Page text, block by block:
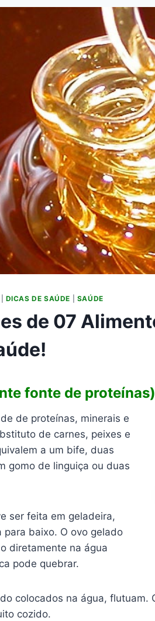
DICAS DE SAÚDE SAÚDE
de 07
fonte de
de proteínas, minerais e
de carnes, peixes e
a um bife, duas
gomo de linguiça ou duas
ser feita em geladeira,
baixo. O ovo gelado
diretamente na água
pode quebrar.
colocados na água, flutuam.
cozido.